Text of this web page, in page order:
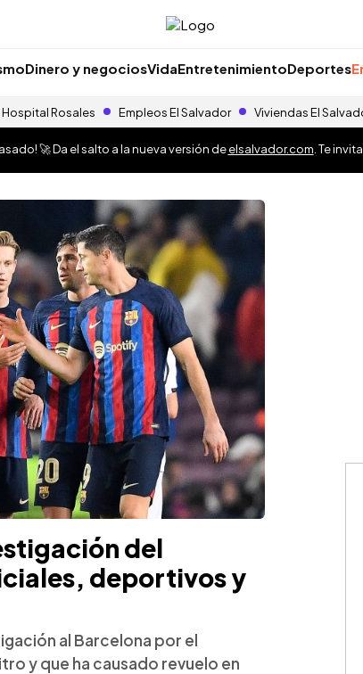
Dinero y negociosVidaEntretenimientoDeportes
Hospital Rosales Empleos El Salvador Viviendas El
🚀 Da el salto a la nueva versión deelsalvador.com . Te
del
deportivos y
al Barcelona por el
y que ha causado revuelo en